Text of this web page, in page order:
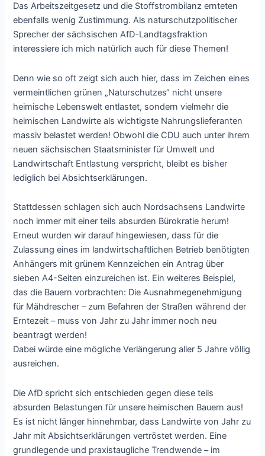
Das Arbeitszeitgesetz und die Stoffstrombilanz ernteten
ebenfalls wenig Zustimmung. Als naturschutzpolitischer
Sprecher der sächsischen AfD-Landtagsfraktion
interessiere ich mich natürlich auch für diese Themen!
Denn wie so oft zeigt sich auch hier, dass im Zeichen eines
vermeintlichen grünen „Naturschutzes“ nicht unsere
heimische Lebenswelt entlastet, sondern vielmehr die
heimischen Landwirte als wichtigste Nahrungslieferanten
massiv belastet werden! Obwohl die CDU auch unter ihrem
neuen sächsischen Staatsminister für Umwelt und
Landwirtschaft Entlastung verspricht, bleibt es bisher
lediglich bei Absichtserklärungen.
Stattdessen schlagen sich auch Nordsachsens Landwirte
noch immer mit einer teils absurden Bürokratie herum!
Erneut wurden wir darauf hingewiesen, dass für die
Zulassung eines im landwirtschaftlichen Betrieb benötigten
Anhängers mit grünem Kennzeichen ein Antrag über
sieben A4-Seiten einzureichen ist. Ein weiteres Beispiel,
das die Bauern vorbrachten: Die Ausnahmegenehmigung
für Mähdrescher – zum Befahren der Straßen während der
Erntezeit – muss von Jahr zu Jahr immer noch neu
beantragt werden!
Dabei würde eine mögliche Verlängerung aller 5 Jahre völlig
ausreichen.
Die AfD spricht sich entschieden gegen diese teils
absurden Belastungen für unsere heimischen Bauern aus!
Es ist nicht länger hinnehmbar, dass Landwirte von Jahr zu
Jahr mit Absichtserklärungen vertröstet werden. Eine
grundlegende und praxistaugliche Trendwende – im